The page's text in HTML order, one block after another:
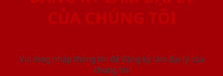
CỦA CHÚNG TÔI
Vui lòng nhập thông tin để đăng ký làm đại lý của
chúng tôi